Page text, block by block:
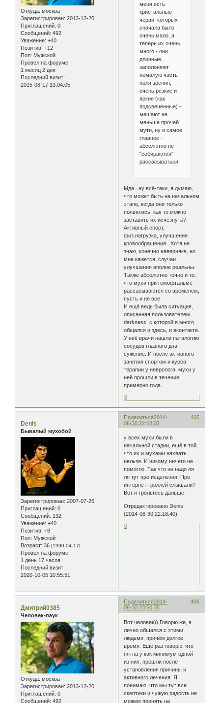
Откуда: москва
Зарегистрирован: 2013-12-20
Приглашений: 0
Сообщений: 492
Уважение: +40
Позитив: +12
Пол: Мужской
Провел на форуме:
1 месяц 2 дня
Последний визит:
2015-08-17 13:04:05
меня есть
кристальные
черви, которых
сначала было
очень мало, а
теперь их очень
много - они
длинные,
заполоняют
немалую часть
поля зрения,
очень резкие и
яркие (как
подсвеченные) -
мешают не
меньше прочей
мути, ну и самое
главное -
абсолютно не
"собираются"
рассасываться.
Мда...ну всё-таки, я думаю,
что может быть на начальном
этапе, когда они только
появились, как-то можно
заставить их исчезнуть?
Активный спорт,
физ.нагрузка, улучшение
кровообращения.. Хотя не
знаю, конечно наверняка, но
мне кажется, случаи
улучшения вполне реальны.
Также абсолютно точно и то,
что мухи при гемофтальме
рассасываются со временем,
пусть и не все.
И ещё ведь была ситуация,
описанная пользователем
darkness, с которой я много
общался и здесь, и вконтакте.
У неё врачи нашли паталогию
сосудов глазного дна,
сужение. И после активного
занятия спортом и курса
терапии у невролога, мухи у
неё прошли в течение
примерно года.
0
Поделиться 405
2014-
06-30 22:18:02
Denis
Бывалый мухобой
Зарегистрирован: 2007-07-26
Приглашений: 0
Сообщений: 132
Уважение: +40
Позитив: +8
Пол: Мужской
Возраст: 36 [1990-04-17]
Провел на форуме:
1 день 17 часов
Последний визит:
2020-10-05 10:55:51
у всех мухи были в
начальной стадии, ещё в той,
что их и мухами нахвать
нельзя. И никому ничего не
помогло. Так что не надо ля
ля тут про исцеления. Про
интернет троллей слышали?
Вот и трольтесь дальше.
Отредактировано Denis
(2014-06-30 22:18:40)
0
Поделиться 406
2014-
06-30 23:50:35
Дмитрий0385
Человек-паук
Откуда: москва
Зарегистрирован: 2013-12-20
Приглашений: 0
Сообщений: 492
Вот человек)) Говорю же, я
лично общался с этими
людьми, причём долгое
время. Ещё раз говорю, что
пятна у как минимум одной
из них, прошли после
установления причины и
активного лечения. Я
понимаю, что мы тут все
скептики и чужую радость не
можем принять на